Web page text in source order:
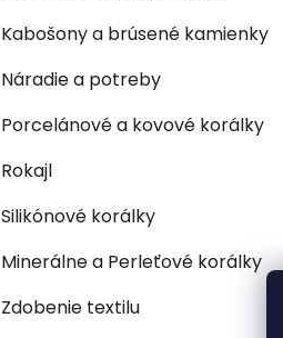
Kabošony a brúsené kamienky
Náradie a potreby
Porcelánové a kovové korálky
Rokajl
Silikónové korálky
Minerálne a Perleťové korálky
Zdobenie textilu